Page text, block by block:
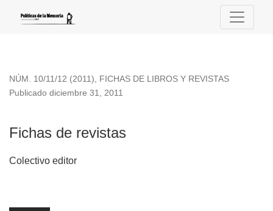
NÚM. 10/11/12 (2011), FICHAS DE LIBROS Y REVISTAS
Fichas de revistas
Publicado diciembre 31, 2011
Colectivo editor